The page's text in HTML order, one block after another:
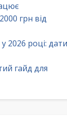
грн від
2026 році: дати
гайд для